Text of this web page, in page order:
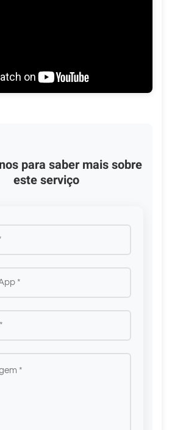
para saber mais sobre
este serviço